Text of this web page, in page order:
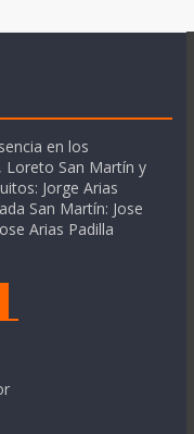
en los
Loreto San Martín y
Jorge Arias
San Martín: Jose
Arias Padilla